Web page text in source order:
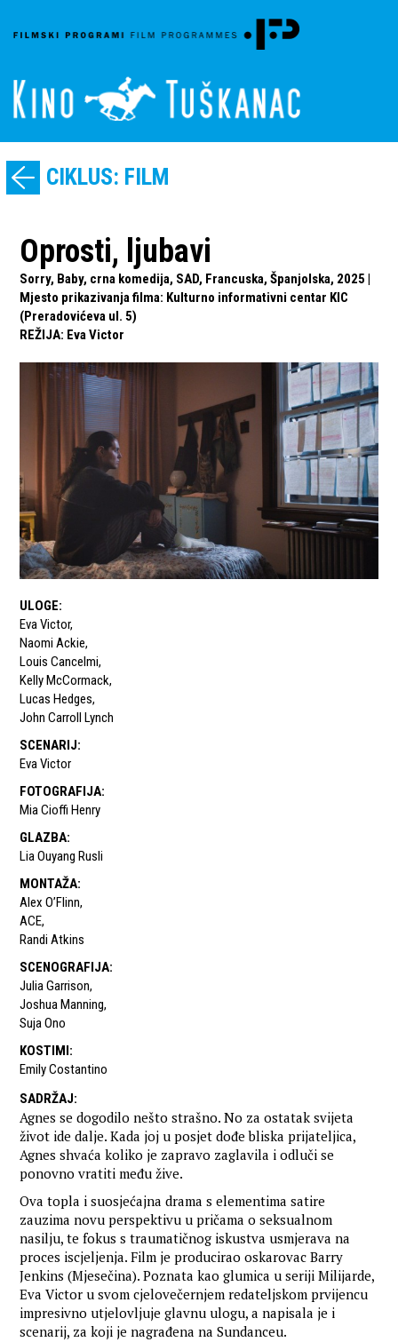
CIKLUS: FILM
Oprosti, ljubavi
Sorry, Baby, crna komedija, SAD, Francuska, Španjolska, 2025 |
Mjesto prikazivanja filma: Kulturno informativni centar KIC
(Preradovićeva ul. 5)
REŽIJA: Eva Victor
ULOGE:
Eva Victor,
Naomi Ackie,
Louis Cancelmi,
Kelly McCormack,
Lucas Hedges,
John Carroll Lynch
SCENARIJ:
Eva Victor
FOTOGRAFIJA:
Mia Cioffi Henry
GLAZBA:
Lia Ouyang Rusli
MONTAŽA:
Alex O’Flinn,
ACE,
Randi Atkins
SCENOGRAFIJA:
Julia Garrison,
Joshua Manning,
Suja Ono
KOSTIMI:
Emily Costantino
SADRŽAJ:
Agnes se dogodilo nešto strašno. No za ostatak svijeta
život ide dalje. Kada joj u posjet dođe bliska prijateljica,
Agnes shvaća koliko je zapravo zaglavila i odluči se
ponovno vratiti među žive.
Ova topla i suosjećajna drama s elementima satire
zauzima novu perspektivu u pričama o seksualnom
nasilju, te fokus s traumatičnog iskustva usmjerava na
proces iscjeljenja. Film je producirao oskarovac Barry
Jenkins (Mjesečina). Poznata kao glumica u seriji Milijarde,
Eva Victor u svom cjelovečernjem redateljskom prvijencu
impresivno utjelovljuje glavnu ulogu, a napisala je i
scenarij, za koji je nagrađena na Sundanceu.